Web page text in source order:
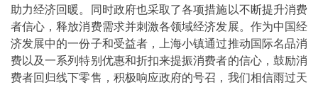
助力经济回暖。同时政府也采取了各项措施以不断提升消费
者信心，释放消费需求并刺激各领域经济发展。作为中国经
济发展中的一份子和受益者，上海小镇通过推动国际名品消
费以及一系列特别优惠和折扣来提振消费者的信心，鼓励消
费者回归线下零售，积极响应政府的号召，我们相信雨过天